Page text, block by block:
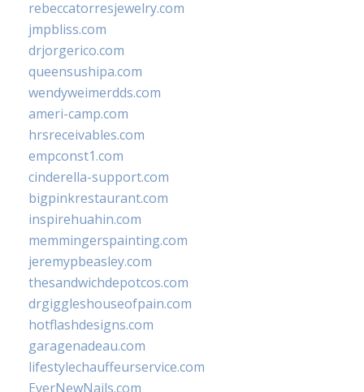
rebeccatorresjewelry.com
jmpbliss.com
drjorgerico.com
queensushipa.com
wendyweimerdds.com
ameri-camp.com
hrsreceivables.com
empconst1.com
cinderella-support.com
bigpinkrestaurant.com
inspirehuahin.com
memmingerspainting.com
jeremypbeasley.com
thesandwichdepotcos.com
drgiggleshouseofpain.com
hotflashdesigns.com
garagenadeau.com
lifestylechauffeurservice.com
EverNewNails.com